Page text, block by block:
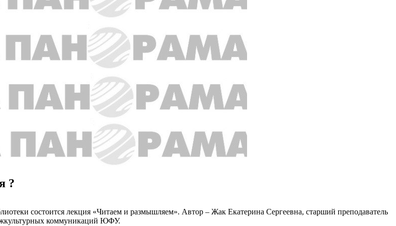
?
состоится лекция «Читаем и размышляем». Автор – Жак Екатерина Сергеевна, старший преподаватель
коммуникаций ЮФУ.